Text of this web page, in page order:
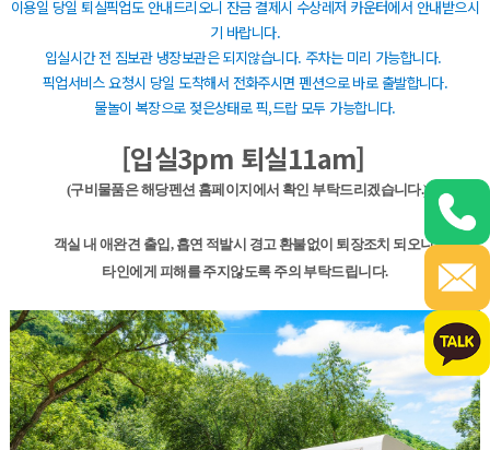
이용일 당일 퇴실픽업도 안내드리오니 잔금 결제시 수상레저 카운터에서 안내받으시
기 바랍니다.
입실시간 전 짐보관 냉장보관은 되지않습니다. 주차는 미리 가능합니다.
픽업서비스 요청시 당일 도착해서 전화주시면 펜션으로 바로 출발합니다.
물놀이 복장으로 젖은상태로 픽,드랍 모두 가능합니다.
[입실3pm 퇴실11am]
(구비물품은 해당펜션 홈페이지에서 확인 부탁드리겠습니다.)
객실 내 애완견 출입, 흡연 적발시 경고 환불없이 퇴장조치 되오니
타인에게 피해를 주지않도록 주의 부탁드립니다.